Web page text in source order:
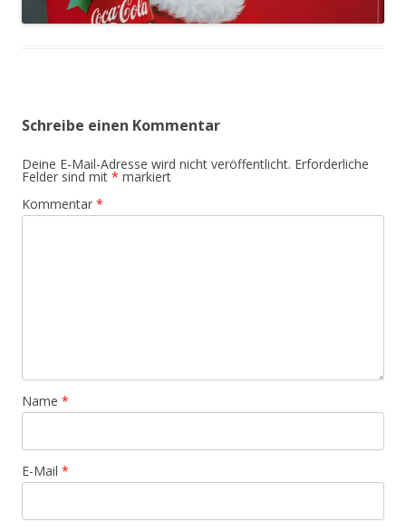
Schreibe einen Kommentar
Deine E-Mail-Adresse wird nicht veröffentlicht. Erforderliche
Felder sind mit * markiert
Kommentar *
Name *
E-Mail *